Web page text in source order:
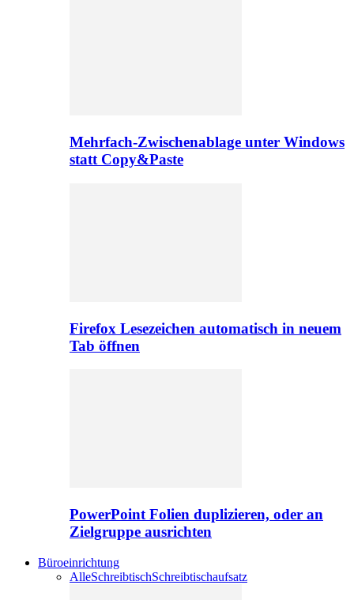
Mehrfach-Zwischenablage unter Windows
statt Copy&Paste
Firefox Lesezeichen automatisch in neuem
Tab öffnen
PowerPoint Folien duplizieren, oder an
Zielgruppe ausrichten
Büroeinrichtung
AlleSchreibtischSchreibtischaufsatz